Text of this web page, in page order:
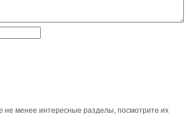
не менее интересные разделы, посмотрите их